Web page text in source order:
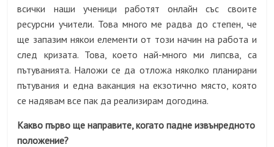
всички наши ученици работят онлайн със своите
ресурсни учители. Това много ме радва до степен, че
ще запазим някои елементи от този начин на работа и
след кризата. Това, което най-много ми липсва, са
пътуванията. Наложи се да отложа няколко планирани
пътувания и една ваканция на екзотично място, която
се надявам все пак да реализирам догодина.
Какво първо ще направите, когато падне извънредното
положение?